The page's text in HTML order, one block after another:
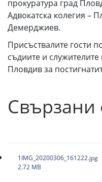
прокуратура град
Адвокатска колегия –
Демерджиев.
Присъствалите гости
съдиите и
Пловдив за
Свързани
1IMG_20200306_161222.jpg
2.72 MB